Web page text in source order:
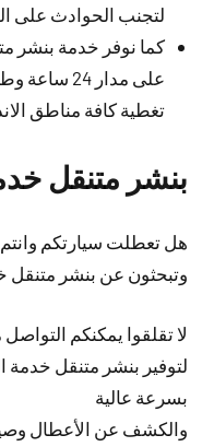
لتجنب الحوادث على
كما نوفر خدمة بنشر
على مدار
تغطية كافة مناطق
بنشر متنقل
هل تعطلت سيارتكم
وتبحثون عن بنشر متنقل
لا تقلقوا يمكنكم
لتوفير بنشر متنقل خدمة
بسرعة عالية
والكشف عن الأعطال